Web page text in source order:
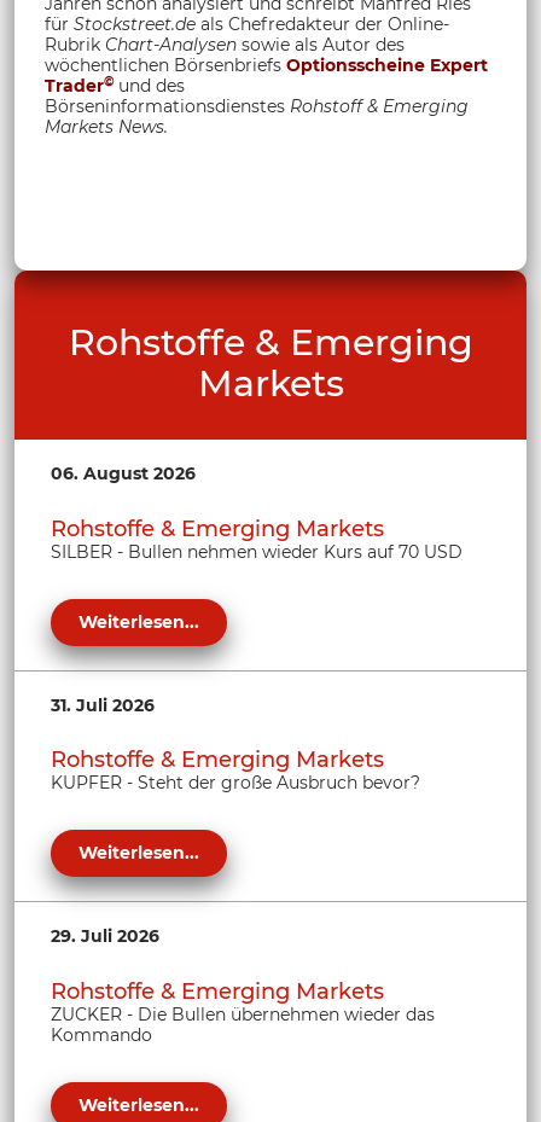
für Stockstreet.de als Chefredakteur der Online-
Rubrik Chart-Analysen sowie als Autor des
wöchentlichen Börsenbriefs Optionsscheine Expert
Trader© und des
Börseninformationsdienstes Rohstoff & Emerging
Markets News.
Rohstoffe & Emerging
Markets
06. August 2026
Rohstoffe & Emerging Markets
SILBER - Bullen nehmen wieder Kurs auf 70 USD
Weiterlesen...
31. Juli 2026
Rohstoffe & Emerging Markets
KUPFER - Steht der große Ausbruch bevor?
Weiterlesen...
29. Juli 2026
Rohstoffe & Emerging Markets
ZUCKER - Die Bullen übernehmen wieder das
Kommando
Weiterlesen...